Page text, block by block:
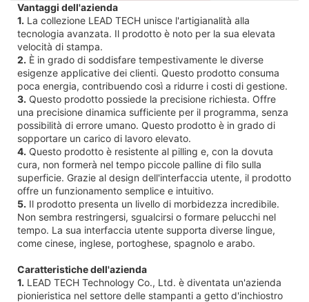
Vantaggi dell'azienda
1. La collezione LEAD TECH unisce l'artigianalità alla
tecnologia avanzata. Il prodotto è noto per la sua elevata
velocità di stampa.
2. È in grado di soddisfare tempestivamente le diverse
esigenze applicative dei clienti. Questo prodotto consuma
poca energia, contribuendo così a ridurre i costi di gestione.
3. Questo prodotto possiede la precisione richiesta. Offre
una precisione dinamica sufficiente per il programma, senza
possibilità di errore umano. Questo prodotto è in grado di
sopportare un carico di lavoro elevato.
4. Questo prodotto è resistente al pilling e, con la dovuta
cura, non formerà nel tempo piccole palline di filo sulla
superficie. Grazie al design dell'interfaccia utente, il prodotto
offre un funzionamento semplice e intuitivo.
5. Il prodotto presenta un livello di morbidezza incredibile.
Non sembra restringersi, sgualcirsi o formare pelucchi nel
tempo. La sua interfaccia utente supporta diverse lingue,
come cinese, inglese, portoghese, spagnolo e arabo.
Caratteristiche dell'azienda
1. LEAD TECH Technology Co., Ltd. è diventata un'azienda
pionieristica nel settore delle stampanti a getto d'inchiostro